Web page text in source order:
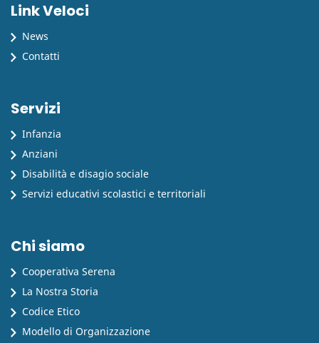
Link Veloci
News
Contatti
Servizi
Infanzia
Anziani
Disabilità e disagio sociale
Servizi educativi scolastici e territoriali
Chi siamo
Cooperativa Serena
La Nostra Storia
Codice Etico
Modello di Organizzazione